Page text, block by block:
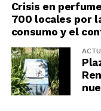
Crisis en
700 locales por
consumo y el